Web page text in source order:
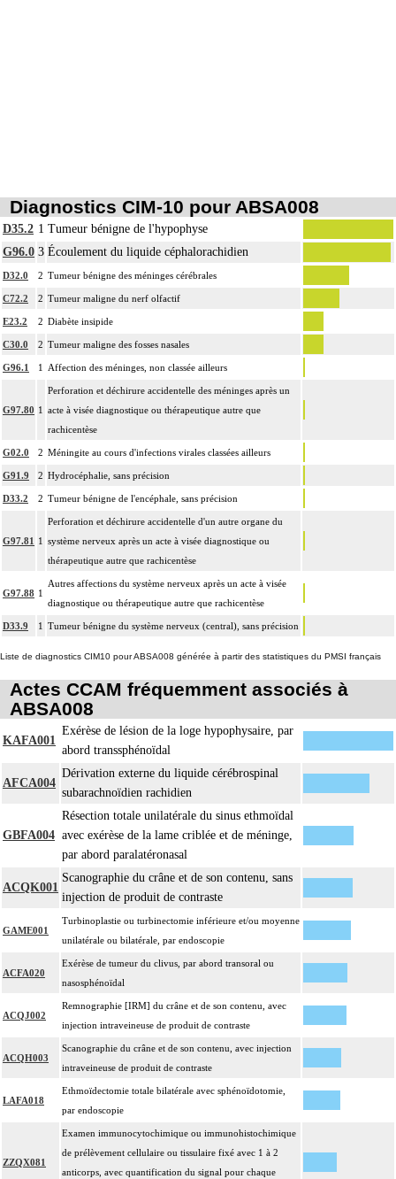
Diagnostics CIM-10 pour ABSA008
D35.2 1 Tumeur bénigne de l'hypophyse
G96.0 3 Écoulement du liquide céphalorachidien
D32.0 2 Tumeur bénigne des méninges cérébrales
C72.2 2 Tumeur maligne du nerf olfactif
E23.2 2 Diabète insipide
C30.0 2 Tumeur maligne des fosses nasales
G96.1 1 Affection des méninges, non classée ailleurs
G97.80 1
Perforation et déchirure accidentelle des méninges après un
acte à visée diagnostique ou thérapeutique autre que
rachicentèse
G02.0 2 Méningite au cours d'infections virales classées ailleurs
G91.9 2 Hydrocéphalie, sans précision
D33.2 2 Tumeur bénigne de l'encéphale, sans précision
G97.81 1
Perforation et déchirure accidentelle d'un autre organe du
système nerveux après un acte à visée diagnostique ou
thérapeutique autre que rachicentèse
G97.88 1
Autres affections du système nerveux après un acte à visée
diagnostique ou thérapeutique autre que rachicentèse
D33.9 1 Tumeur bénigne du système nerveux (central), sans précision
Liste de diagnostics CIM10 pour ABSA008 générée à partir des statistiques du PMSI français
Actes CCAM fréquemment associés à
ABSA008
KAFA001
Exérèse de lésion de la loge hypophysaire, par
abord transsphénoïdal
AFCA004
Dérivation externe du liquide cérébrospinal
subarachnoïdien rachidien
GBFA004
Résection totale unilatérale du sinus ethmoïdal
avec exérèse de la lame criblée et de méninge,
par abord paralatéronasal
ACQK001
Scanographie du crâne et de son contenu, sans
injection de produit de contraste
GAME001
Turbinoplastie ou turbinectomie inférieure et/ou moyenne
unilatérale ou bilatérale, par endoscopie
ACFA020
Exérèse de tumeur du clivus, par abord transoral ou
nasosphénoïdal
ACQJ002
Remnographie [IRM] du crâne et de son contenu, avec
injection intraveineuse de produit de contraste
ACQH003
Scanographie du crâne et de son contenu, avec injection
intraveineuse de produit de contraste
LAFA018
Ethmoïdectomie totale bilatérale avec sphénoïdotomie,
par endoscopie
ZZQX081
Examen immunocytochimique ou immunohistochimique
de prélèvement cellulaire ou tissulaire fixé avec 1 à 2
anticorps, avec quantification du signal pour chaque